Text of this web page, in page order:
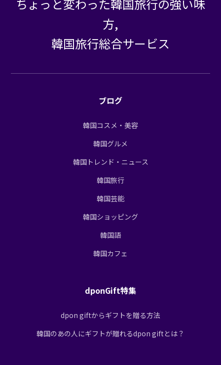
ちょっと変わった韓国旅行の強い味
方,
韓国旅行総合サービス
ブログ
韓国コスメ・美容
韓国グルメ
韓国トレンド・ニュース
韓国旅行
韓国芸能
韓国ショッピング
韓国語
韓国カフェ
dponGift特集
dpon giftからギフトを贈る方法
韓国のあの人にギフトが贈れるdpon giftとは？